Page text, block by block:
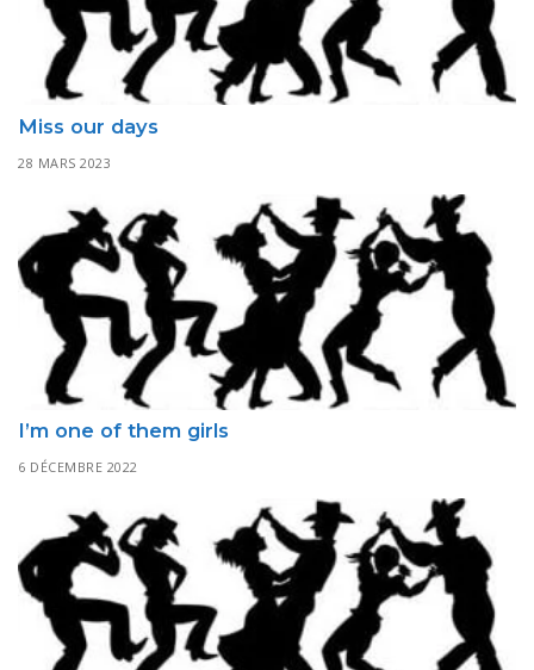
Miss our days
28 MARS 2023
I’m one of them girls
6 DÉCEMBRE 2022